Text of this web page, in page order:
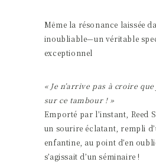
Même la résonance laissée
inoubliable—un véritable
exceptionnel
« Je n’arrive pas à croire
sur ce tambour ! »
Emporté par l’instant, Reed
un sourire éclatant, rempli
enfantine, au point d’en
s’agissait d’un séminaire !